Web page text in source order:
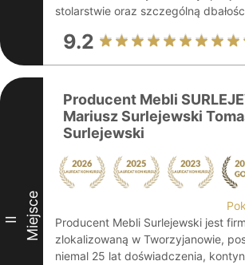
stolarstwie oraz szczególną
9.2
II Miejsce
Producent Mebli
Mariusz Surlejewski
Surlejewski
Producent Mebli Surlejewski jest
zlokalizowaną w Tworzyjanowie,
niemal 25 lat doświadczenia,